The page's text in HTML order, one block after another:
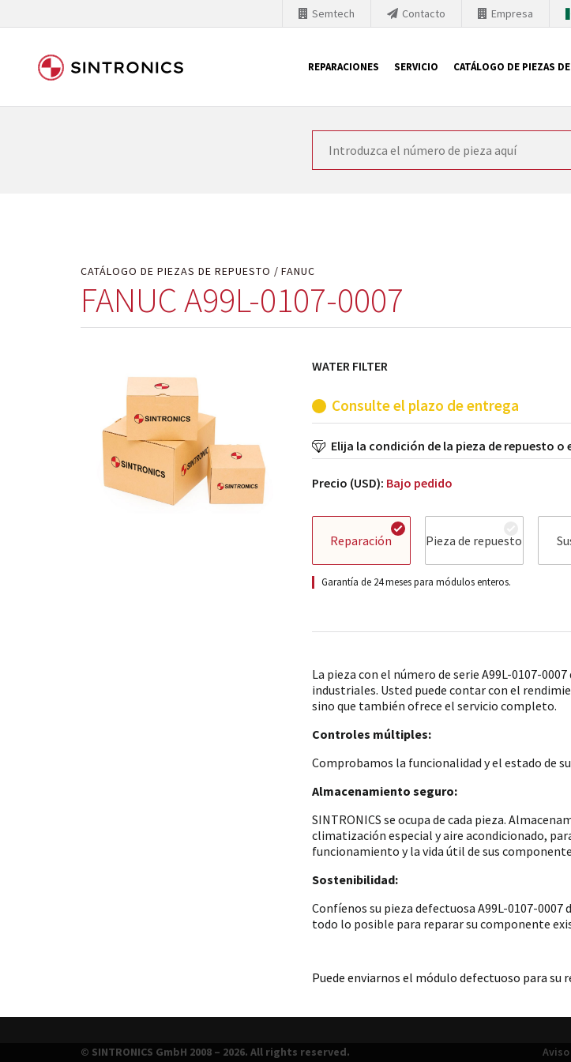
Empresa
Contacto
Semtech
REPARACIONES SERVICIO CATÁLOGO DE PIEZAS
Nuestra colaboración con SIEMENS
de módulos descontinuados por módulos del propio almacén.
CATÁLOGO DE PIEZAS DE REPUESTO FANUC
FANUC A99L-0107-0007
WATER FILTER
Consulte el plazo de entrega
Elija la condición de la pieza de repuesto o
Precio (USD): Bajo pedido
Reparación Pieza de repuesto
Garantía de 24 meses para módulos enteros.
La pieza con el número de serie A99L-0107-
industriales. Usted puede contar con el
sino que también ofrece el servicio completo.
Controles múltiples:
Comprobamos la funcionalidad y el estado de
Almacenamiento seguro:
SINTRONICS se ocupa de cada pieza.
climatización especial y aire acondicionado,
funcionamiento y la vida útil de sus
Sostenibilidad:
Confíenos su pieza defectuosa A99L-0107-
todo lo posible para reparar su componente
Puede enviarnos el módulo defectuoso para su
© SINTRONICS GmbH 2008 – 2026. All rights reserved.